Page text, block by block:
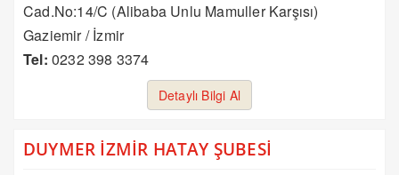
Cad.No:14/C (Alibaba Unlu Mamuller Karşısı)
Gaziemir / İzmir
Tel: 0232 398 3374
Detaylı Bilgi Al
DUYMER İZMİR HATAY ŞUBESİ